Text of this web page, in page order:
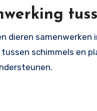
dieren
schimmels en